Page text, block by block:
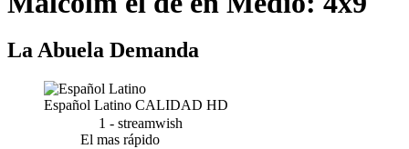
La Abuela Demanda
Español Latino CALIDAD HD
1 - streamwish
El mas rápido